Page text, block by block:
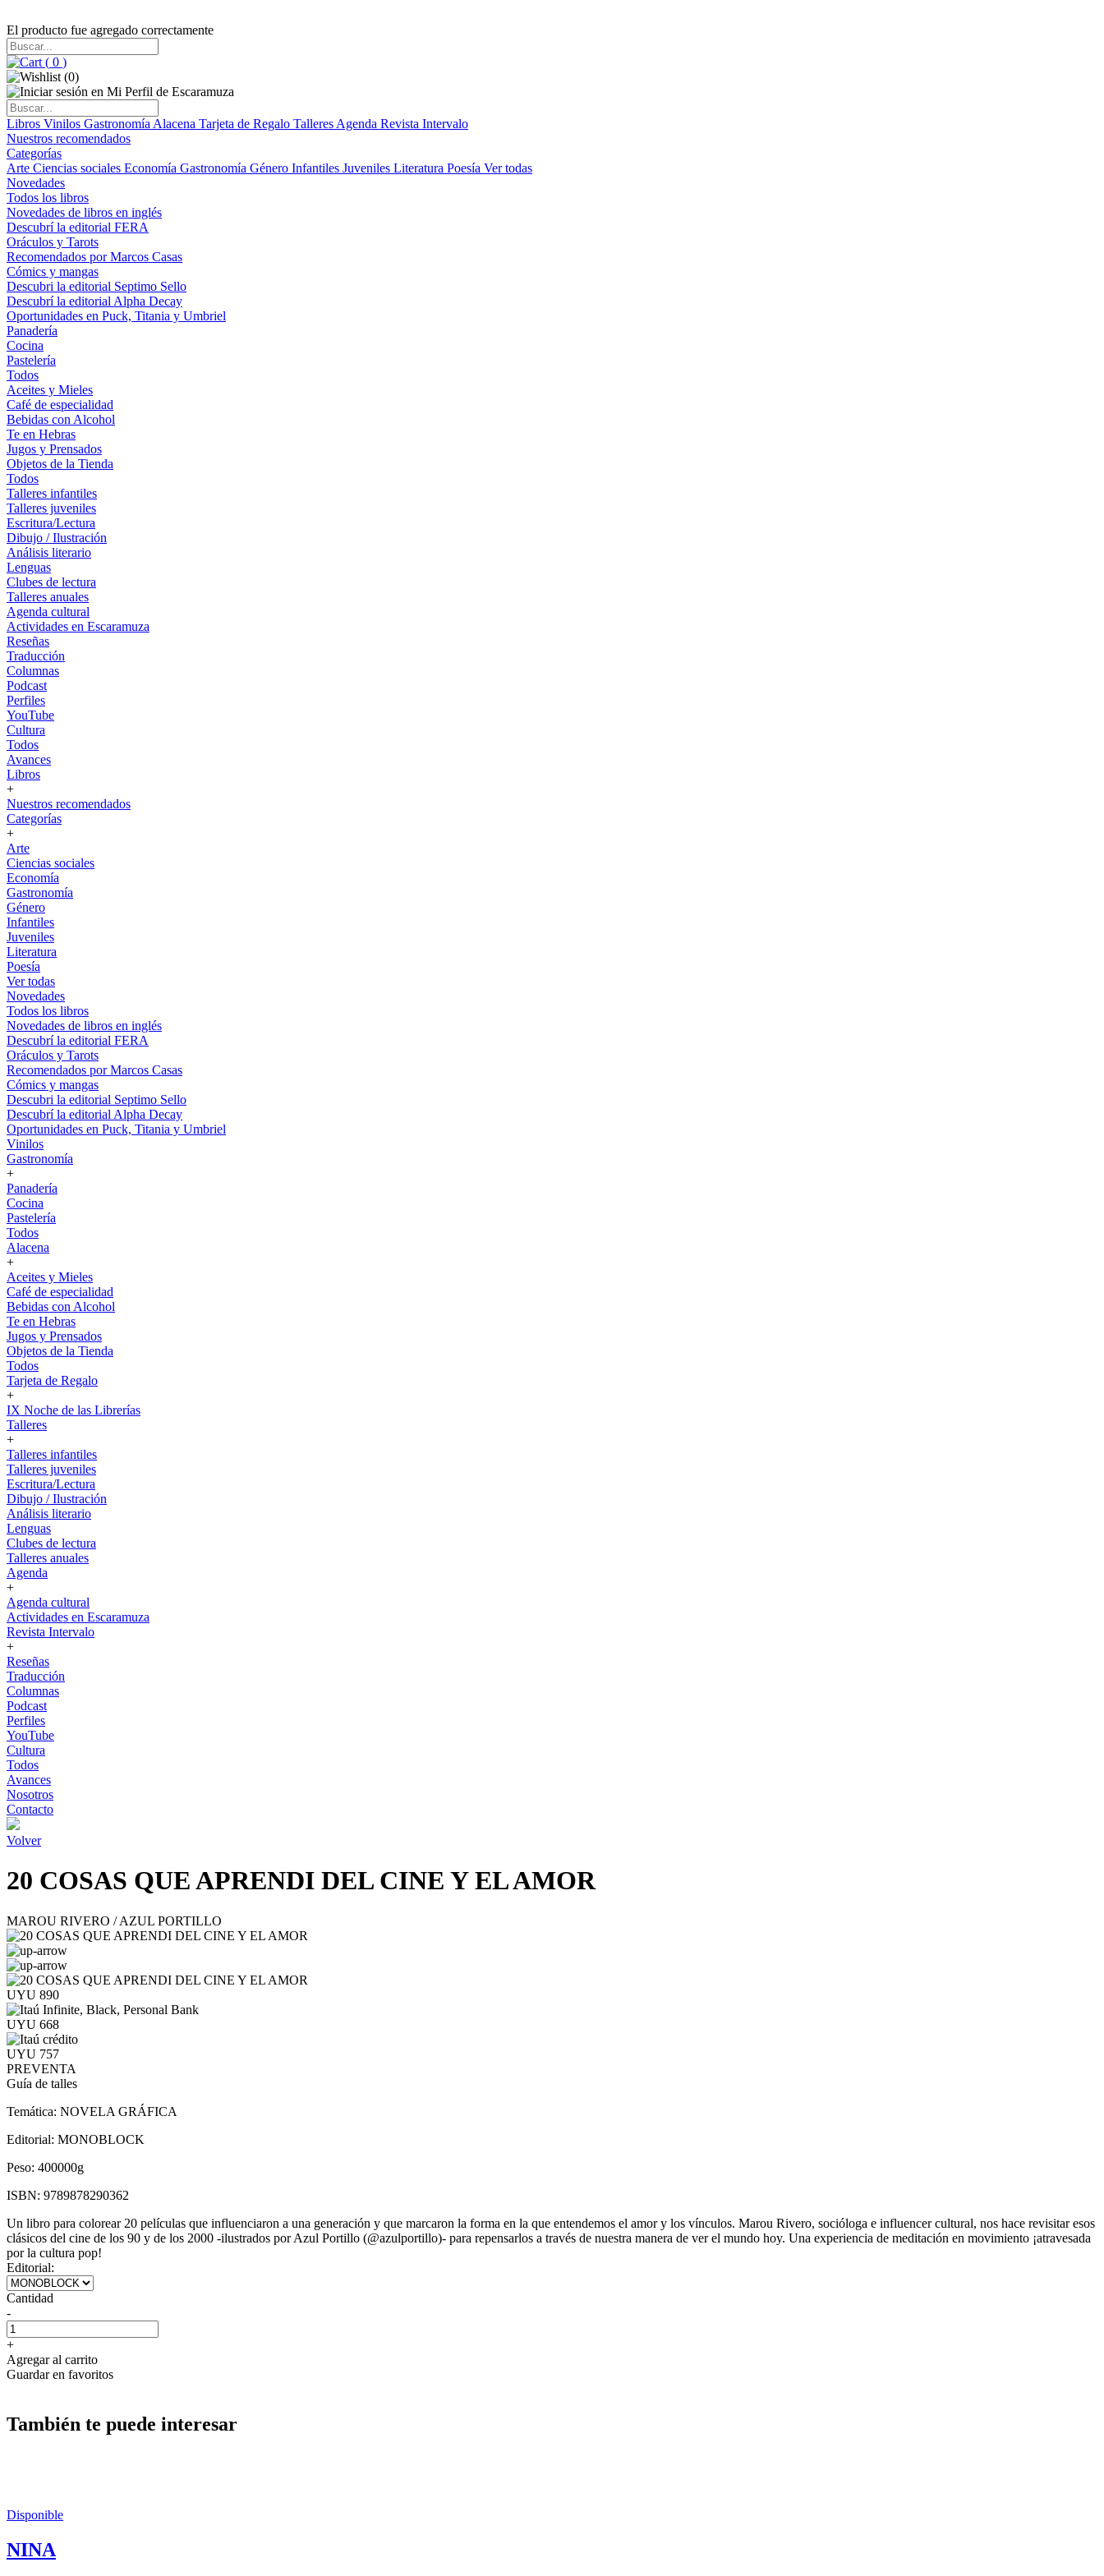
El producto fue agregado correctamente
( 0 )
(0)
Libros Vinilos Gastronomía Alacena Tarjeta de Regalo Talleres Agenda Revista Intervalo
Nuestros recomendados
Categorías
Arte Ciencias sociales Economía Gastronomía Género Infantiles Juveniles Literatura Poesía Ver todas
Novedades
Todos los libros
Novedades de libros en inglés
Descubrí la editorial FERA
Oráculos y Tarots
Recomendados por Marcos Casas
Cómics y mangas
Descubri la editorial Septimo Sello
Descubrí la editorial Alpha Decay
Oportunidades en Puck, Titania y Umbriel
Panadería
Cocina
Pastelería
Todos
Aceites y Mieles
Café de especialidad
Bebidas con Alcohol
Te en Hebras
Jugos y Prensados
Objetos de la Tienda
Todos
Talleres infantiles
Talleres juveniles
Escritura/Lectura
Dibujo / Ilustración
Análisis literario
Lenguas
Clubes de lectura
Talleres anuales
Agenda cultural
Actividades en Escaramuza
Reseñas
Traducción
Columnas
Podcast
Perfiles
YouTube
Cultura
Todos
Avances
Libros
+
Nuestros recomendados
Categorías
+
Arte
Ciencias sociales
Economía
Gastronomía
Género
Infantiles
Juveniles
Literatura
Poesía
Ver todas
Novedades
Todos los libros
Novedades de libros en inglés
Descubrí la editorial FERA
Oráculos y Tarots
Recomendados por Marcos Casas
Cómics y mangas
Descubri la editorial Septimo Sello
Descubrí la editorial Alpha Decay
Oportunidades en Puck, Titania y Umbriel
Vinilos
Gastronomía
+
Panadería
Cocina
Pastelería
Todos
Alacena
+
Aceites y Mieles
Café de especialidad
Bebidas con Alcohol
Te en Hebras
Jugos y Prensados
Objetos de la Tienda
Todos
Tarjeta de Regalo
+
IX Noche de las Librerías
Talleres
+
Talleres infantiles
Talleres juveniles
Escritura/Lectura
Dibujo / Ilustración
Análisis literario
Lenguas
Clubes de lectura
Talleres anuales
Agenda
+
Agenda cultural
Actividades en Escaramuza
Revista Intervalo
+
Reseñas
Traducción
Columnas
Podcast
Perfiles
YouTube
Cultura
Todos
Avances
Nosotros
Contacto
Volver
20 COSAS QUE APRENDI DEL CINE Y EL AMOR
MAROU RIVERO / AZUL PORTILLO
UYU 890
UYU 668
UYU 757
PREVENTA
Guía de talles
Temática: NOVELA GRÁFICA
Editorial: MONOBLOCK
Peso: 400000g
ISBN: 9789878290362
Un libro para colorear 20 películas que influenciaron a una generación y que marcaron la forma en la que entendemos el amor y los vínculos. Marou Rivero, socióloga e influencer cultural, nos hace revisitar esos
clásicos del cine de los 90 y de los 2000 -ilustrados por Azul Portillo (@azulportillo)- para repensarlos a través de nuestra manera de ver el mundo hoy. Una experiencia de meditación en movimiento ¡atravesada
por la cultura pop!
Editorial:
Cantidad
-
+
Agregar al carrito
Guardar en favoritos
También te puede interesar
Disponible
NINA